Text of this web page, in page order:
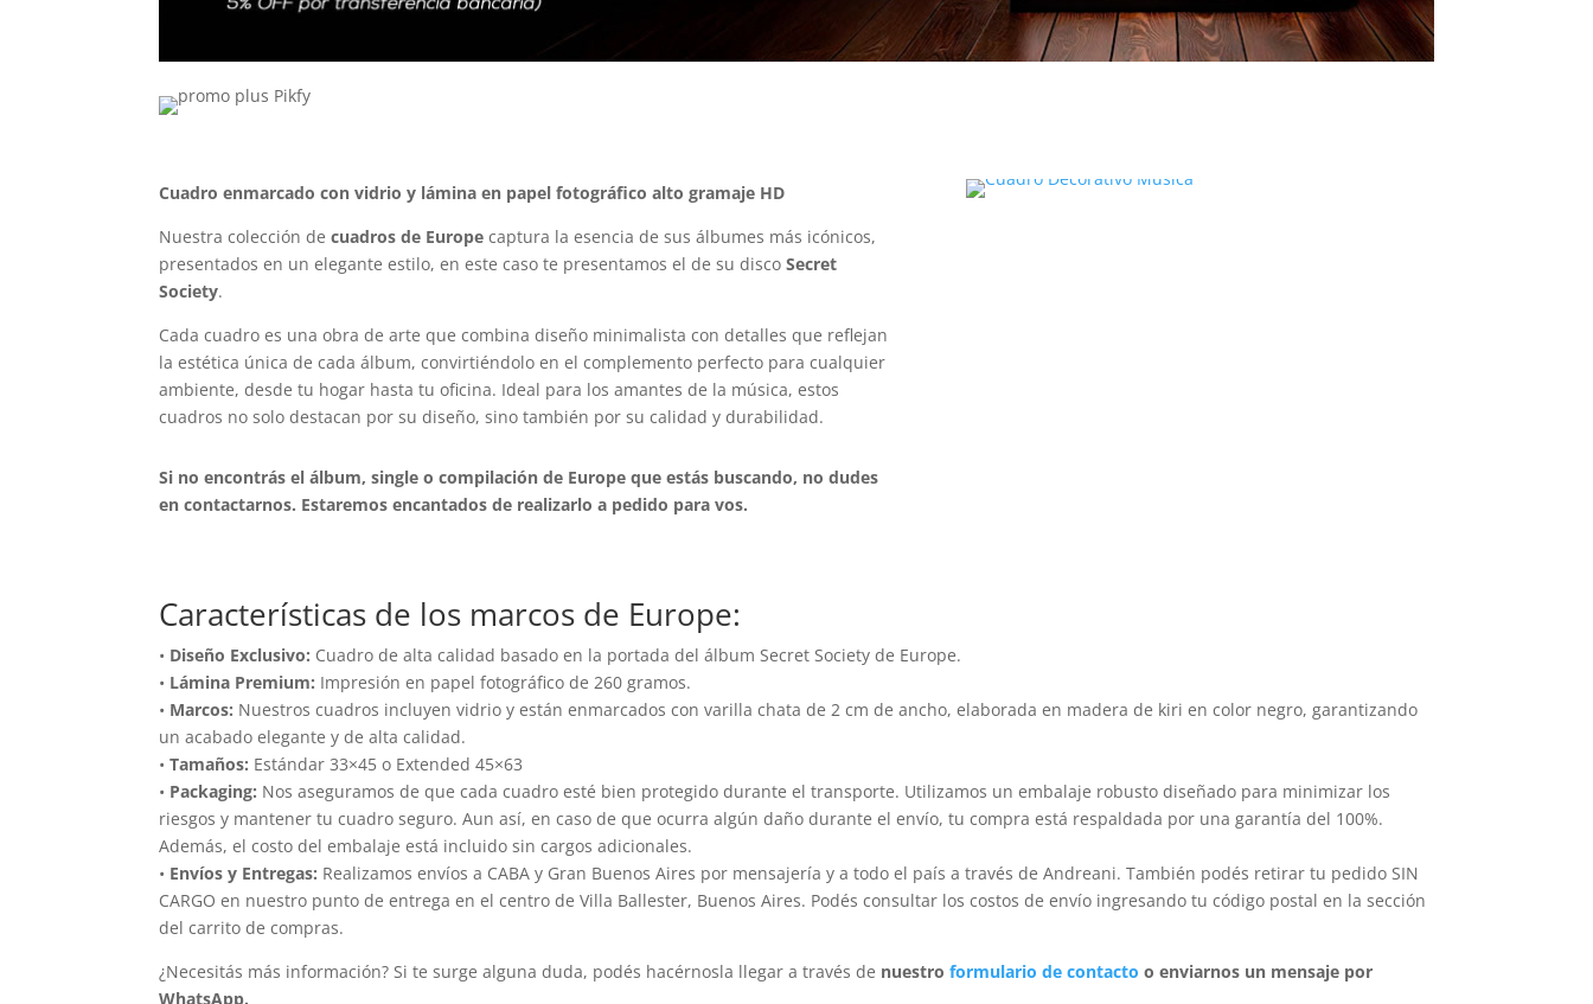
Cuadro enmarcado con vidrio y lámina en papel fotográfico alto gramaje HD
Nuestra colección decuadros de Europe captura la esencia de sus álbumes más icónicos,
presentados en un elegante estilo, en este caso te presentamos el de su discoSecret
Society.
Cada cuadro es una obra de arte que combina diseño minimalista con detalles que reflejan
la estética única de cada álbum, convirtiéndolo en el complemento perfecto para cualquier
ambiente, desde tu hogar hasta tu oficina. Ideal para los amantes de la música, estos
cuadros no solo destacan por su diseño, sino también por su calidad y durabilidad.
Si no encontrás el álbum, single o compilación de Europe que estás buscando, no dudes
en contactarnos. Estaremos encantados de realizarlo a pedido para vos.
Características de los marcos de Europe:
• Diseño Exclusivo: Cuadro de alta calidad basado en la portada del álbum Secret Society de Europe.
• Lámina Premium: Impresión en papel fotográfico de 260 gramos.
• Marcos: Nuestros cuadros incluyen vidrio y están enmarcados con varilla chata de 2 cm de ancho, elaborada en madera de kiri en color negro, garantizando
un acabado elegante y de alta calidad.
•Tamaños: Estándar 33×45 o Extended 45×63
• Packaging: Nos aseguramos de que cada cuadro esté bien protegido durante el transporte. Utilizamos un embalaje robusto diseñado para minimizar los
riesgos y mantener tu cuadro seguro. Aun así, en caso de que ocurra algún daño durante el envío, tu compra está respaldada por una garantía del 100%.
Además, el costo del embalaje está incluido sin cargos adicionales.
• Envíos y Entregas: Realizamos envíos a CABA y Gran Buenos Aires por mensajería y a todo el país a través de Andreani. También podés retirar tu pedido SIN
CARGO en nuestro punto de entrega en el centro de Villa Ballester, Buenos Aires. Podés consultar los costos de envío ingresando tu código postal en la sección
del carrito de compras.
¿Necesitás más información? Si te surge alguna duda, podés hacérnosla llegar a través de nuestroformulario de contacto o enviarnos un mensaje por
WhatsApp.